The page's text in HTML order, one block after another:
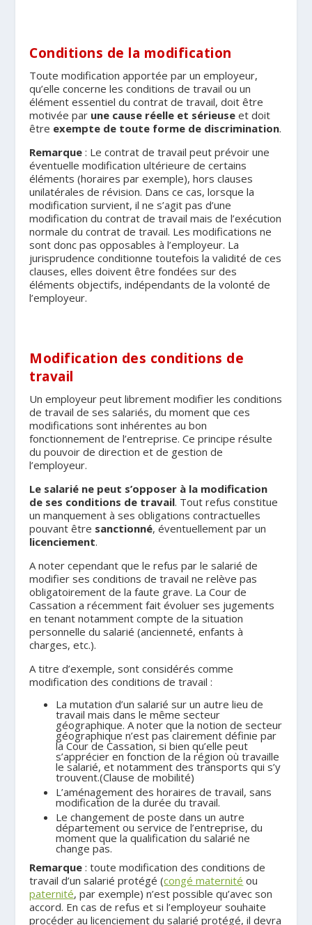
Conditions de la modification
Toute modification apportée par un employeur,
qu’elle concerne les conditions de travail ou un
élément essentiel du contrat de travail, doit être
motivée par une cause réelle et sérieuse et doit
être exempte de toute forme de discrimination.
Remarque : Le contrat de travail peut prévoir une
éventuelle modification ultérieure de certains
éléments (horaires par exemple), hors clauses
unilatérales de révision. Dans ce cas, lorsque la
modification survient, il ne s’agit pas d’une
modification du contrat de travail mais de l’exécution
normale du contrat de travail. Les modifications ne
sont donc pas opposables à l’employeur. La
jurisprudence conditionne toutefois la validité de ces
clauses, elles doivent être fondées sur des
éléments objectifs, indépendants de la volonté de
l’employeur.
Modification des conditions de
travail
Un employeur peut librement modifier les conditions
de travail de ses salariés, du moment que ces
modifications sont inhérentes au bon
fonctionnement de l’entreprise. Ce principe résulte
du pouvoir de direction et de gestion de
l’employeur.
Le salarié ne peut s’opposer à la modification
de ses conditions de travail. Tout refus constitue
un manquement à ses obligations contractuelles
pouvant être sanctionné, éventuellement par un
licenciement.
A noter cependant que le refus par le salarié de
modifier ses conditions de travail ne relève pas
obligatoirement de la faute grave. La Cour de
Cassation a récemment fait évoluer ses jugements
en tenant notamment compte de la situation
personnelle du salarié (ancienneté, enfants à
charges, etc.).
A titre d’exemple, sont considérés comme
modification des conditions de travail :
La mutation d’un salarié sur un autre lieu de
travail mais dans le même secteur
géographique. A noter que la notion de secteur
géographique n’est pas clairement définie par
la Cour de Cassation, si bien qu’elle peut
s’apprécier en fonction de la région où travaille
le salarié, et notamment des transports qui s’y
trouvent.(Clause de mobilité)
L’aménagement des horaires de travail, sans
modification de la durée du travail.
Le changement de poste dans un autre
département ou service de l’entreprise, du
moment que la qualification du salarié ne
change pas.
Remarque : toute modification des conditions de
travail d’un salarié protégé (congé maternité ou
paternité, par exemple) n’est possible qu’avec son
accord. En cas de refus et si l’employeur souhaite
procéder au licenciement du salarié protégé, il devra